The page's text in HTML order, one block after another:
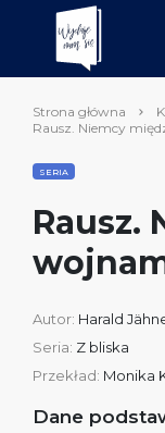
Strona główna
Rausz. Niemcy
SERIA
Rausz.
Autor: Harald
Seria: Z bliska
Przekład: Monika
Dane